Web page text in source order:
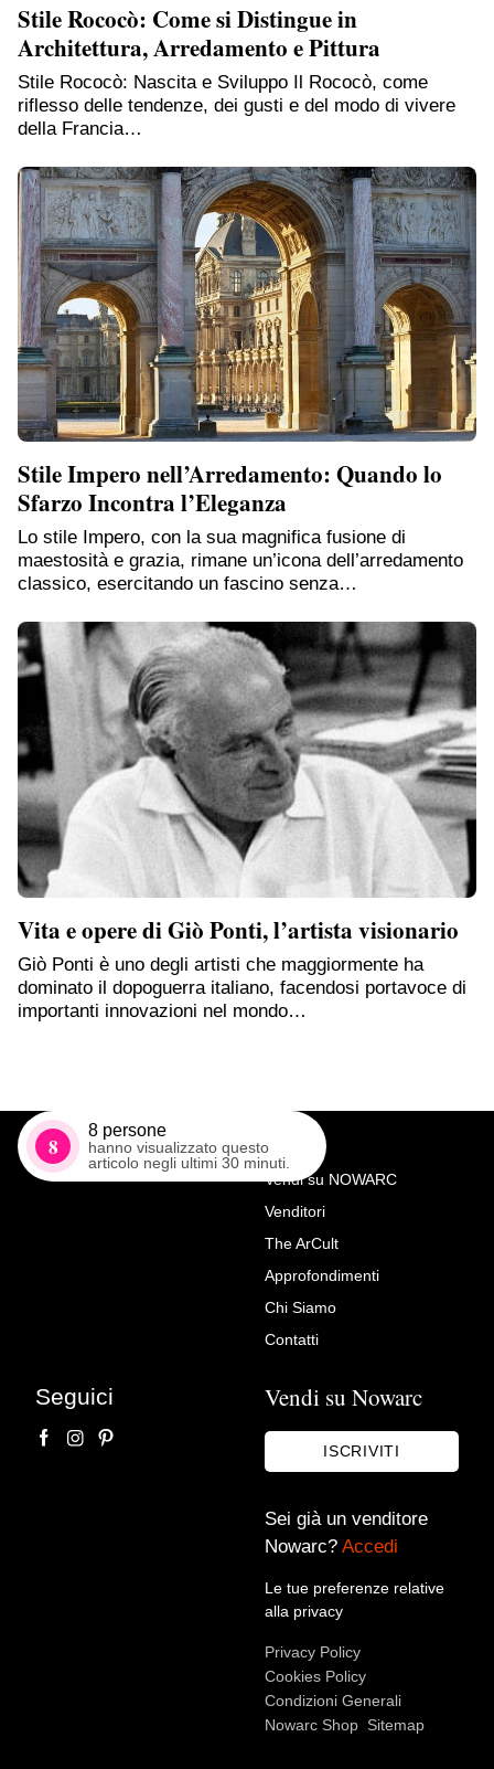
Stile Rococò: Come si Distingue in
Architettura, Arredamento e Pittura
Stile Rococò: Nascita e Sviluppo Il Rococò, come
riflesso delle tendenze, dei gusti e del modo di vivere
della Francia…
Stile Impero nell’Arredamento: Quando lo
Sfarzo Incontra l’Eleganza
Lo stile Impero, con la sua magnifica fusione di
maestosità e grazia, rimane un’icona dell’arredamento
classico, esercitando un fascino senza…
Vita e opere di Giò Ponti, l’artista visionario
Giò Ponti è uno degli artisti che maggiormente ha
dominato il dopoguerra italiano, facendosi portavoce di
importanti innovazioni nel mondo…
8
8 persone
hanno visualizzato questo
articolo negli ultimi 30 minuti.
Richiedi Maggiori Info su
Sculture in bronzo Diana
L'arte di arredare
Accetto le condizioni sullaprivacy policy*.
Vendi su NOWARC
Venditori
The ArCult
Approfondimenti
Chi Siamo
Contatti
Seguici Vendi su Nowarc
ISCRIVITI
Sei già un venditore
Nowarc? Accedi
Le tue preferenze relative
alla privacy
Privacy Policy
Cookies Policy
Condizioni Generali
Nowarc Shop Sitemap